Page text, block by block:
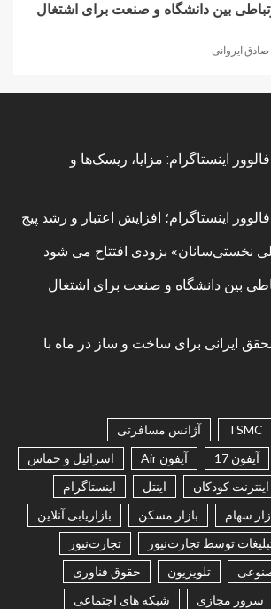
بین دانشگاه و صنعت برای اشتغال
صادق ایروانی
اینستاگرام: مزایا، ریسک‌ها و
اینستاگرام؛ افزایش اعتبار و رشد پیج
نخستی‌سانان» بزودی افتتاح می شود
بین دانشگاه و صنعت برای اشتغال
محقق ایرانی برای ساخت و ساز در ماه با
TSMC
آژانس مسافرتی
آیفون 17 آیفون Air
اسرائیل و حماس
اینترنت کودکان اینتل
اینستاگرام
سهام بازار مسکن
بازاریابی آنلاین
توسط تجارت‌نیوز
تجارت‌نیوز
تلویزیون
حقوق فناوری
سرور مجازی
شبکه های اجتماعی